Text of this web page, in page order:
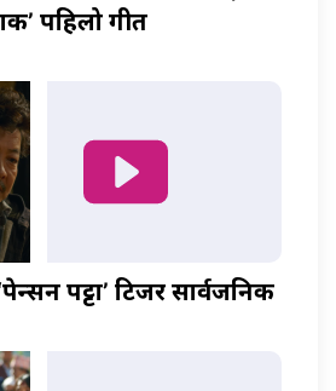
पहिलो गीत
पट्टा’ टिजर सार्वजनिक